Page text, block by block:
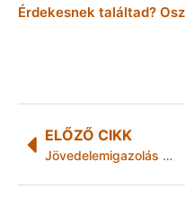
Érdekesnek találtad?
ELŐZŐ CIKK
Jövedelemigazolás kérése telefonon